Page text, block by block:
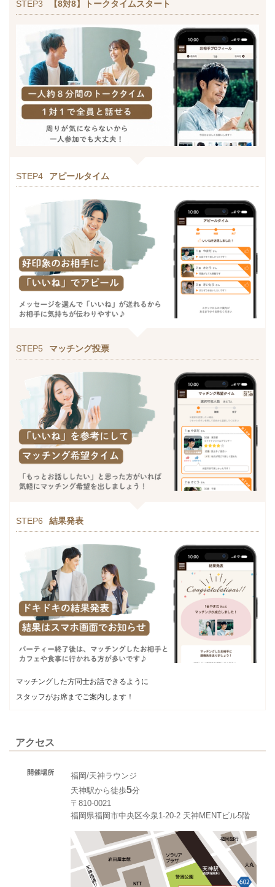
STEP3 【8対8】トークタイムスタート
STEP4 アピールタイム
STEP5 マッチング投票
STEP6 結果発表
マッチングした方同士お話できるように
スタッフがお席までご案内します！
アクセス
開催場所
福岡/天神ラウンジ
天神駅から徒歩5分
〒810-0021
福岡県福岡市中央区今泉1-20-2 天神MENTビル5階